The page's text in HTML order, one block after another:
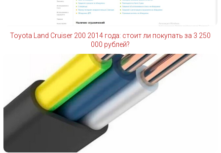
Toyota Land Cruiser 200 2014 года: стоит ли покупать за 3 250
000 рублей?